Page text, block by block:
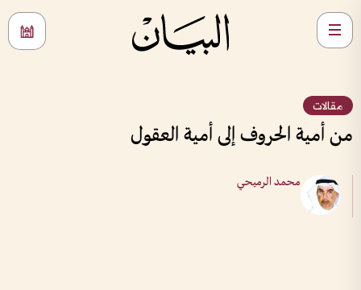
مقالات
من أمية الحروف إلى أمية العقول
محمد الرميحي